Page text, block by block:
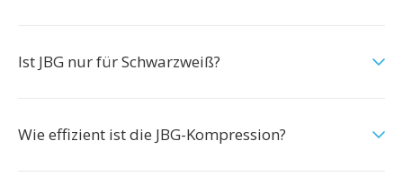
Ist JBG nur für Schwarzweiß?
Wie effizient ist die JBG-Kompression?